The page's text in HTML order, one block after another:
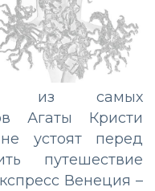
из самых
Агаты Кристи
устоят перед
путешествие
Венеция –